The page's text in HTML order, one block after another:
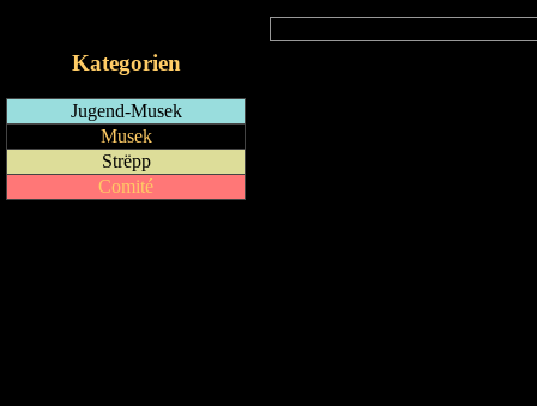
Kategorien
Jugend-Musek
Musek
Strëpp
Comité